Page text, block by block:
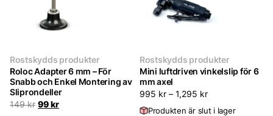
Rostskydds produkter
Roloc Adapter 6 mm – För
Snabb och Enkel Montering av
Sliprondeller
149kr Det
99krDet
Rostskydds produkter
Mini luftdriven vinkelslip för 6
mm axel
995 kr – 1,295 kr
Produkten är slut i lager